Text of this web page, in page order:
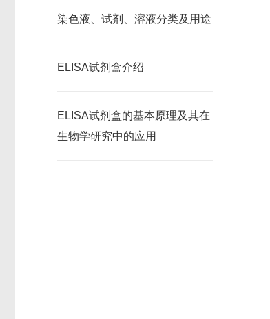
染色液、试剂、溶液分类及用途
ELISA试剂盒介绍
ELISA试剂盒的基本原理及其在
生物学研究中的应用